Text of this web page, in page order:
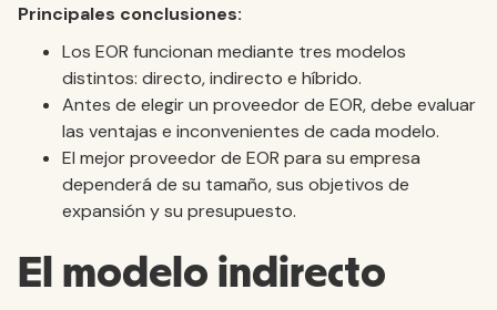
Principales conclusiones:
Los EOR funcionan mediante tres modelos
distintos: directo, indirecto e híbrido.
Antes de elegir un proveedor de EOR, debe evaluar
las ventajas e inconvenientes de cada modelo.
El mejor proveedor de EOR para su empresa
dependerá de su tamaño, sus objetivos de
expansión y su presupuesto.
El modelo indirecto